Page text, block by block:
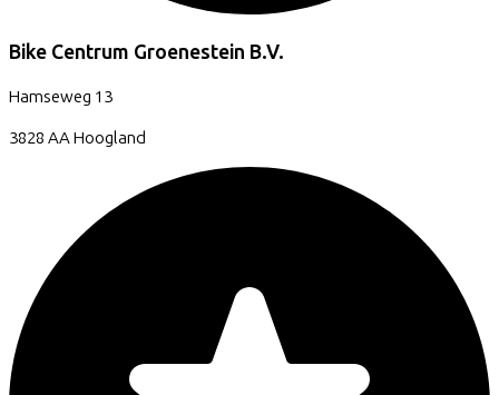
Bike Centrum Groenestein B.V.
Hamseweg 13
3828 AAHoogland